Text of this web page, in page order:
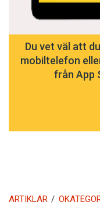
Du vet väl att
mobiltelefon
från App
ARTIKLAR